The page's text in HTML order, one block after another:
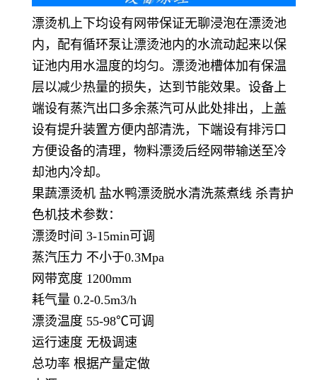
漂烫机上下均设有网带保证无聊浸泡在漂烫池
内，配有循环泵让漂烫池内的水流动起来以保
证池内用水温度的均匀。漂烫池槽体加有保温
层以减少热量的损失，达到节能效果。设备上
端设有蒸汽出口多余蒸汽可从此处排出，上盖
设有提升装置方便内部清洗，下端设有排污口
方便设备的清理，物料漂烫后经网带输送至冷
却池内冷却。
果蔬漂烫机 盐水鸭漂烫脱水清洗蒸煮线 杀青护
色机技术参数：
漂烫时间 3-15min可调
蒸汽压力 不小于0.3Mpa
网带宽度 1200mm
耗气量 0.2-0.5m3/h
漂烫温度 55-98℃可调
运行速度 无极调速
总功率 根据产量定做